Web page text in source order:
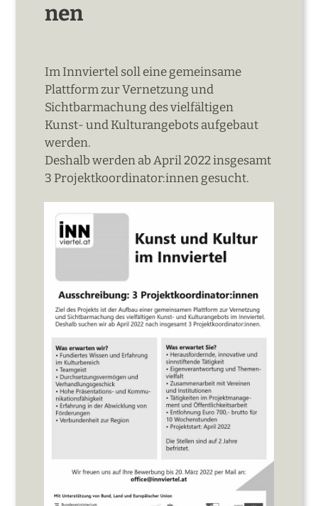
nen
Im Innviertel soll eine gemeinsame
Plattform zur Vernetzung und
Sichtbarmachung des vielfältigen
Kunst- und Kulturangebots aufgebaut
werden.
Deshalb werden ab April 2022 insgesamt
3 Projektkoordinator:innen gesucht.